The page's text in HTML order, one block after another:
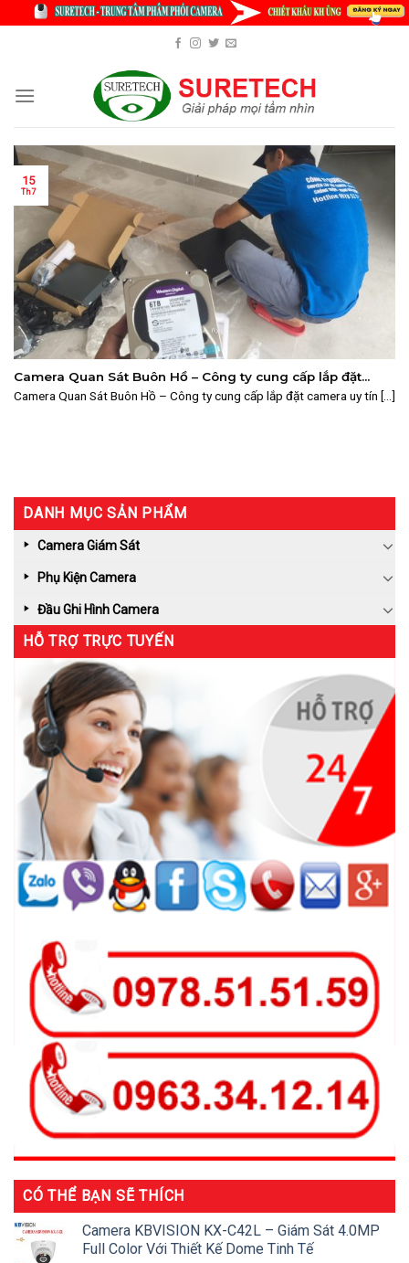
Camera Quan Sát Buôn Hồ – Công ty cung cấp lắp đặt
camera uy tín số 1
Camera Quan Sát Buôn Hồ – Công ty cung cấp lắp đặt camera uy tín [...]
15
Th7
DANH MỤC SẢN PHẨM
Camera Giám Sát
Phụ Kiện Camera
Đầu Ghi Hình Camera
HỖ TRỢ TRỰC TUYẾN
CÓ THỂ BẠN SẼ THÍCH
Camera KBVISION KX-C42L – Giám Sát 4.0MP
Full Color Với Thiết Kế Dome Tinh Tế